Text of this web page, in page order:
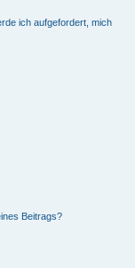
ich aufgefordert, mich
Beitrags?